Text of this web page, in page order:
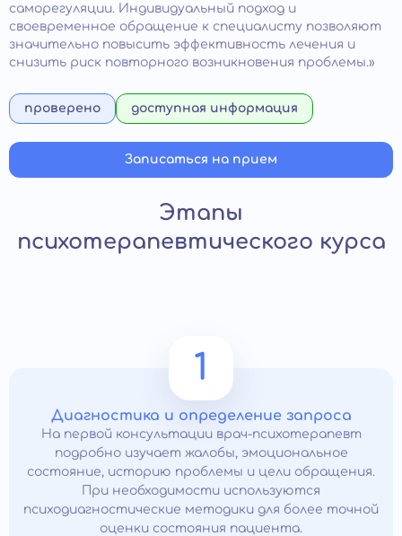
саморегуляции. Индивидуальный подход и
своевременное обращение к специалисту позволяют
значительно повысить эффективность лечения и
снизить риск повторного возникновения проблемы.»
проверено доступная информация
Записаться на прием
Этапы
психотерапевтического курса
1
Диагностика и определение запроса
На первой консультации врач-психотерапевт
подробно изучает жалобы, эмоциональное
состояние, историю проблемы и цели обращения.
При необходимости используются
психодиагностические методики для более точной
оценки состояния пациента.